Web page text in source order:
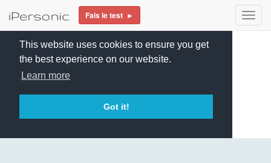
This website uses cookies to ensure you get
the best experience on our website.
Learn more
Got it!
Fais le test ►